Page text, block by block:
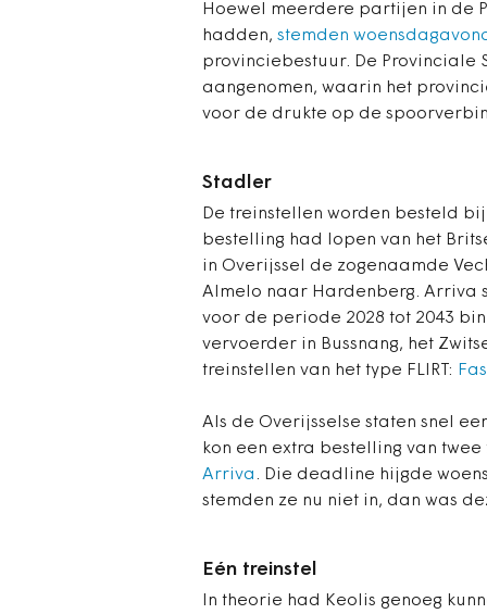
Hoewel meerdere partijen in de
hadden, stemden
provinciebestuur. De Provinciale
aangenomen, waarin het
voor de drukte op de
Stadler
De treinstellen worden besteld
bestelling had lopen van het
in Overijssel de zogenaamde
Almelo naar Hardenberg. Arriva
voor de periode 2028 tot 2043
vervoerder in Bussnang, het
treinstellen van het type FLIRT:
Als de Overijsselse staten snel
kon een extra bestelling van
Arriva. Die deadline hijgde
stemden ze nu niet in, dan was
Eén treinstel
In theorie had Keolis genoeg